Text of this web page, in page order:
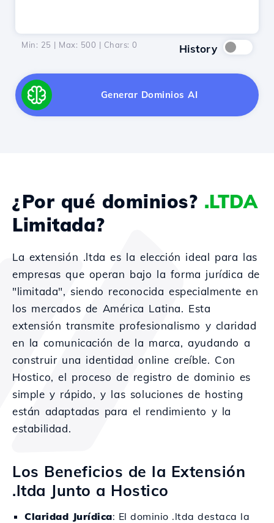
Min: 25 | Max: 500 | Chars: 0 History
Generar Dominios AI
¿Por qué dominios? .LTDA
Limitada?
La extensión .ltda es la elección ideal para las
empresas que operan bajo la forma jurídica de
"limitada", siendo reconocida especialmente en
los mercados de América Latina. Esta
extensión transmite profesionalismo y claridad
en la comunicación de la marca, ayudando a
construir una identidad online creíble. Con
Hostico, el proceso de registro de dominio es
simple y rápido, y las soluciones de hosting
están adaptadas para el rendimiento y la
estabilidad.
Los Beneficios de la Extensión
.ltda Junto a Hostico
Claridad Jurídica: El dominio .ltda destaca la